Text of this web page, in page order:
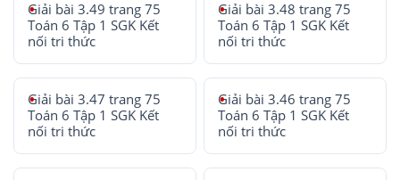
Giải bài 3.49 trang 75
Toán 6 Tập 1 SGK Kết
nối tri thức
Giải bài 3.48 trang 75
Toán 6 Tập 1 SGK Kết
nối tri thức
Giải bài 3.47 trang 75
Toán 6 Tập 1 SGK Kết
nối tri thức
Giải bài 3.46 trang 75
Toán 6 Tập 1 SGK Kết
nối tri thức